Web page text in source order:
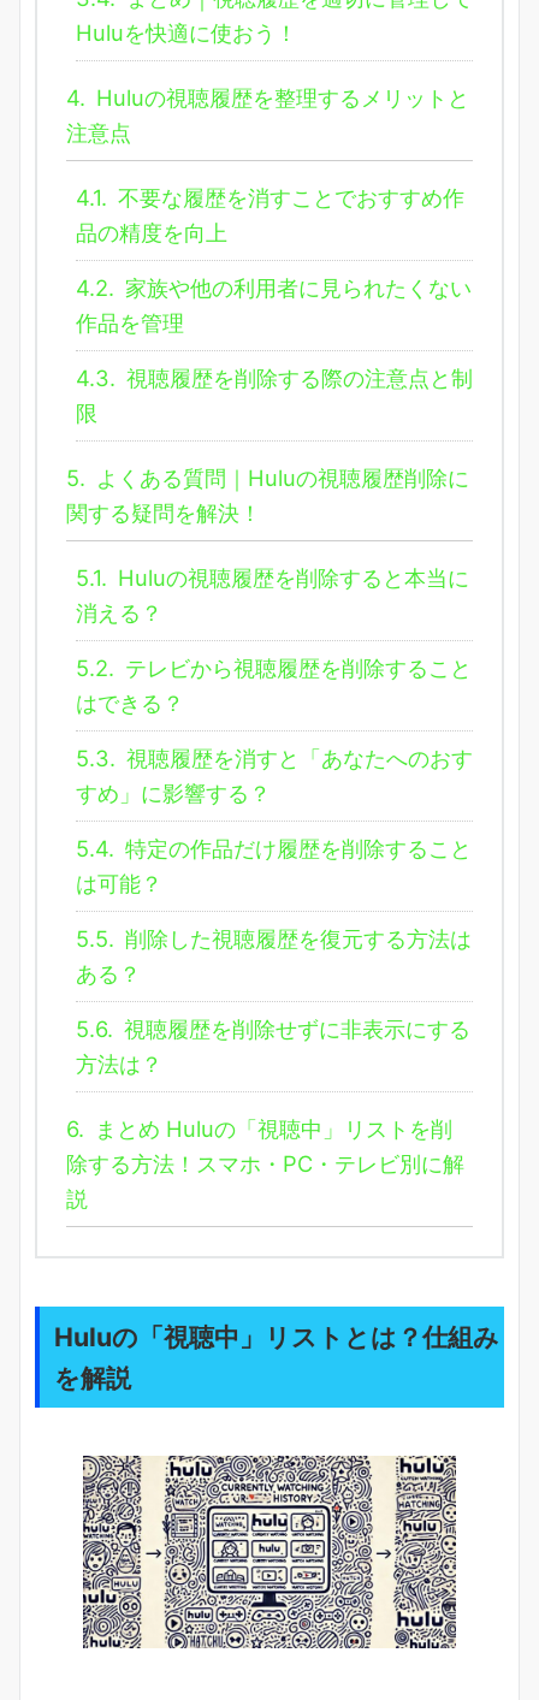
Huluを快適に使おう！
4. Huluの視聴履歴を整理するメリットと
注意点
4.1. 不要な履歴を消すことでおすすめ作
品の精度を向上
4.2. 家族や他の利用者に見られたくない
作品を管理
4.3. 視聴履歴を削除する際の注意点と制
限
5. よくある質問｜Huluの視聴履歴削除に
関する疑問を解決！
5.1. Huluの視聴履歴を削除すると本当に
消える？
5.2. テレビから視聴履歴を削除すること
はできる？
5.3. 視聴履歴を消すと「あなたへのおす
すめ」に影響する？
5.4. 特定の作品だけ履歴を削除すること
は可能？
5.5. 削除した視聴履歴を復元する方法は
ある？
5.6. 視聴履歴を削除せずに非表示にする
方法は？
6.
まとめ Huluの「視聴中」リストを削
除する方法！スマホ・PC・テレビ別に解
説
Huluの「視聴中」リストとは？仕組み
を解説